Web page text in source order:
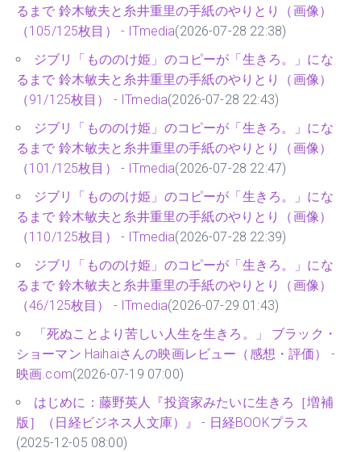
るまで 鈴木敏夫と糸井重里の手紙のやりとり（画像）
（105/125枚目） - ITmedia(2026-07-28 22:38)
ジブリ「もののけ姫」のコピーが「生きろ。」にな
るまで 鈴木敏夫と糸井重里の手紙のやりとり（画像）
（91/125枚目） - ITmedia(2026-07-28 22:43)
ジブリ「もののけ姫」のコピーが「生きろ。」にな
るまで 鈴木敏夫と糸井重里の手紙のやりとり（画像）
（101/125枚目） - ITmedia(2026-07-28 22:47)
ジブリ「もののけ姫」のコピーが「生きろ。」にな
るまで 鈴木敏夫と糸井重里の手紙のやりとり（画像）
（110/125枚目） - ITmedia(2026-07-28 22:39)
ジブリ「もののけ姫」のコピーが「生きろ。」にな
るまで 鈴木敏夫と糸井重里の手紙のやりとり（画像）
（46/125枚目） - ITmedia(2026-07-29 01:43)
「死ぬことより苦しい人生を生きろ。」 ブラック・
ショーマン Haihaiさんの映画レビュー（感想・評価） -
映画.com(2026-07-19 07:00)
はじめに：藤野英人『投資家みたいに生きろ［増補
版］（日経ビジネス人文庫）』 - 日経BOOKプラス
(2025-12-05 08:00)